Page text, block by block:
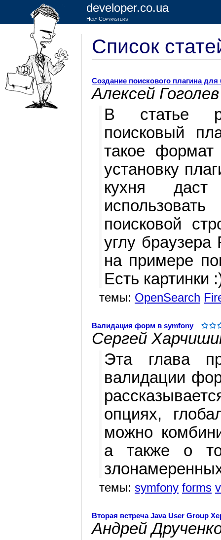
developer.co.ua
Holy Copypasters
Список
Создание поискового плагина для
Алексей Гоголев
В статье
поисковый
такое формат
установку
кухня даст
поисковой
углу
на примере
Есть картинки
темы: OpenSearch
Валидация форм в symfony
Сергей
Эта глава
валидации
опциях,
можно
а также о
темы: symfony forms
Вторая встреча Java User Group
Андрей